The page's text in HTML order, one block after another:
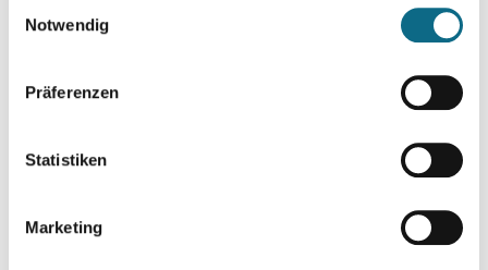
Notwendig
Präferenzen
Statistiken
Marketing